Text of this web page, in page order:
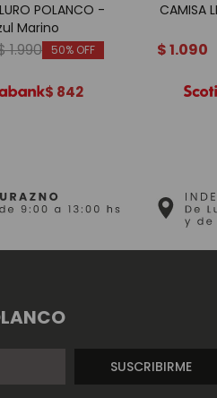
POLANCO -
Marino
1.990 50
$ 842
CAMISA
$1.090
SUSCRIBIRME